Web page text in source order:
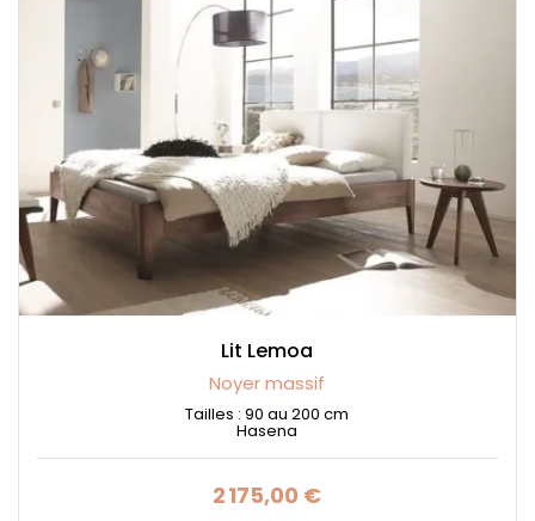
Lit Lemoa
Noyer massif
Tailles : 90 au 200 cm
Hasena
Prix
2 175,00 €